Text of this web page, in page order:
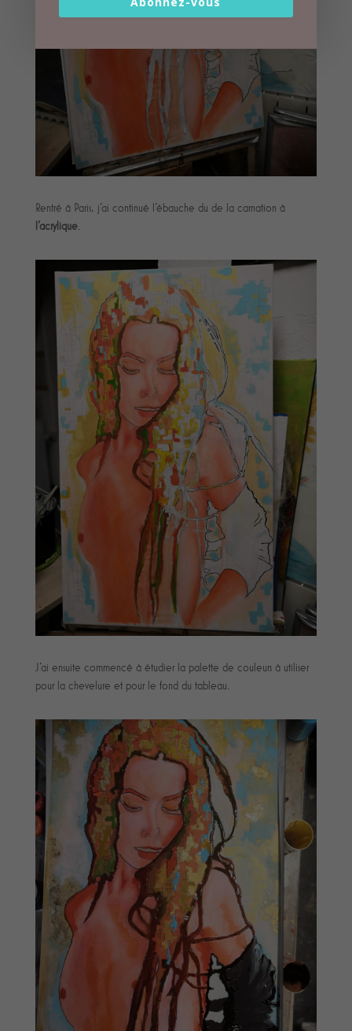
Rentré à Paris, j'ai continué l'ébauche du de la carnation à
l'acrylique.
J'ai ensuite commencé à étudier la palette de couleurs à utiliser
pour la chevelure et pour le fond du tableau.